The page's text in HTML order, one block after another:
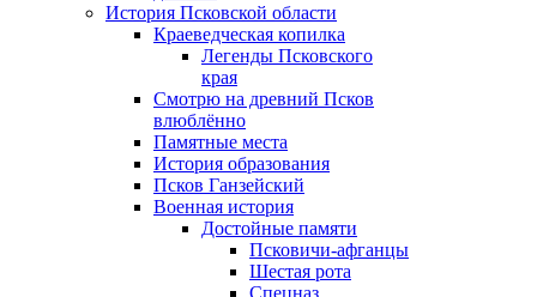
История Псковской области
Краеведческая копилка
Легенды Псковского
края
Смотрю на древний Псков
влюблённо
Памятные места
История образования
Псков Ганзейский
Военная история
Достойные памяти
Псковичи-афганцы
Шестая рота
Спецназ